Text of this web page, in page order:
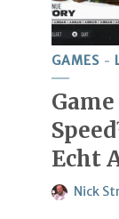
GAMES
Echt
Nick